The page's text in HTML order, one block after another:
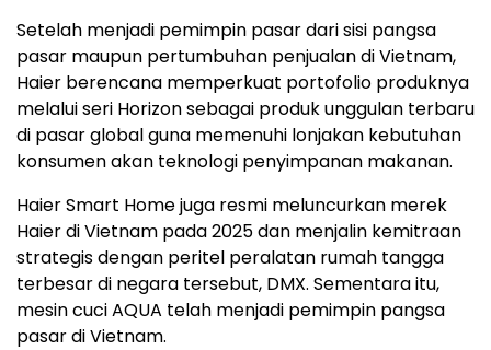
Setelah menjadi pemimpin pasar dari sisi pangsa
pasar maupun pertumbuhan penjualan di Vietnam,
Haier berencana memperkuat portofolio produknya
melalui seri Horizon sebagai produk unggulan terbaru
di pasar global guna memenuhi lonjakan kebutuhan
konsumen akan teknologi penyimpanan makanan.
Haier Smart Home juga resmi meluncurkan merek
Haier di Vietnam pada 2025 dan menjalin kemitraan
strategis dengan peritel peralatan rumah tangga
terbesar di negara tersebut, DMX. Sementara itu,
mesin cuci AQUA telah menjadi pemimpin pangsa
pasar di Vietnam.